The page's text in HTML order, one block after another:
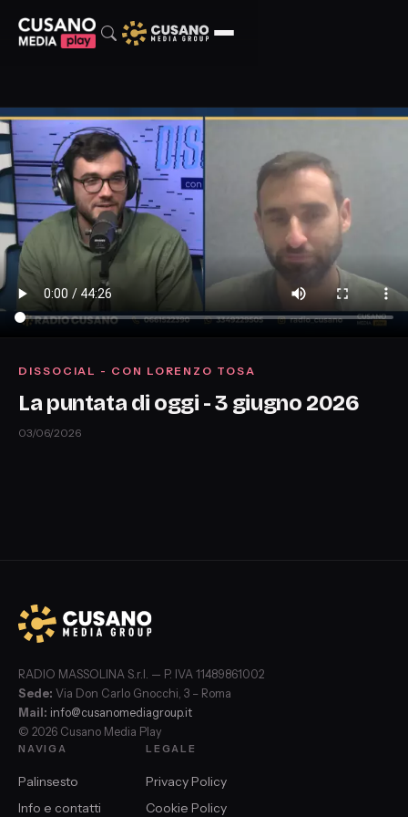
DISSOCIAL - CON LORENZO TOSA
La puntata di oggi - 3 giugno 2026
03/06/2026
RADIO MASSOLINA S.r.l. — P. IVA 11489861002
Sede: Via Don Carlo Gnocchi, 3 – Roma
Mail: info@cusanomediagroup.it
© 2026 Cusano Media Play
NAVIGA
Palinsesto
Info e contatti
LEGALE
Privacy Policy
Cookie Policy